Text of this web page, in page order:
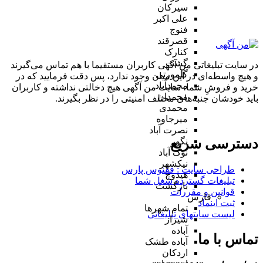
سیرکان
علی اکبر
فنوج
قصرقند
کنارک
گشت
گلمورتی
محمدآباد
محمدان
محمدی
میرجاوه
نصرت آباد
نگور
نوک آباد
نیکشهر
هیدوچ
بازگشت
فارس
تمام شهر‌ها
شیراز
آباده
آباده طشک
اردکان
در سایت تبلیغاتی من آگهی کاربران مستقیما با هم تماس می‌گیرند
و هیچ واسطه‌ای در این میان وجود ندارد، پس دقت فرمایید که در
خرید و فروشِ شما، سایت من آگهی هیچ دخالتی نداشته و کاربران
باید خودشان جنبه‌های مختلف امنیتی را در نظر بگیرند.
دسترسی سریع
طراحی سایت :‌ ققنوس پارس
تبلیغات گسترده شغل شما
قوانین و مقررات
ثبت اینماد
لیست سایتهای تبلیغاتی
تماس با ما